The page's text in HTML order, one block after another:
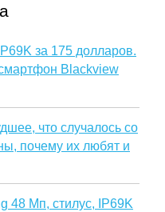
за 175 долларов.
Blackview
что случалось со
почему их любят и
48 Мп, стилус, IP69K